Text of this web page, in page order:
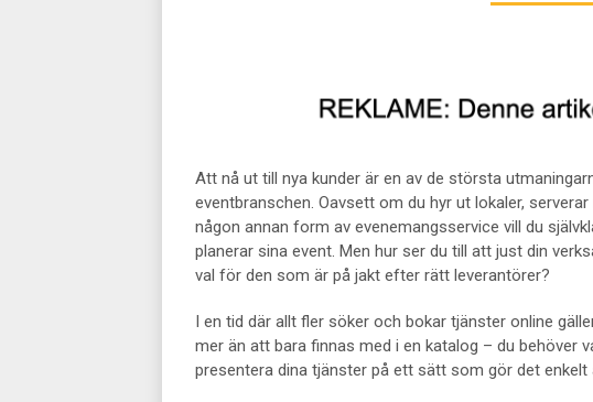
Att nå ut till nya kunder är en av de största
eventbranschen. Oavsett om du hyr ut lokaler,
någon annan form av evenemangsservice vill du
planerar sina event. Men hur ser du till att just din
val för den som är på jakt efter rätt leverantörer?
I en tid där allt fler söker och bokar tjänster online
mer än att bara finnas med i en katalog – du behöver
presentera dina tjänster på ett sätt som gör det enkelt